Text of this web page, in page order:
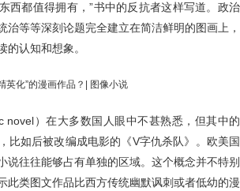
西都值得拥有，”书中的反抗者这样写道。政治
治等等深刻论题完全建立在简洁鲜明的图画上，
的认知和想象。
novel）在大多数国人眼中不甚熟悉，但其中的
比如后被改编成电影的《V字仇杀队》。欧美国
说往往能够占有单独的区域。这个概念并不特别
此类图文作品比西方传统幽默讽刺或者低幼的漫